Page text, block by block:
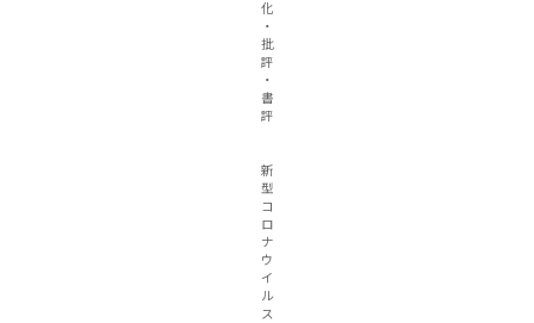
化
・
批
評
・
書
評
新
型
コ
ロ
ナ
ウ
イ
ル
ス